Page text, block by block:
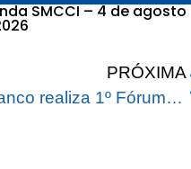
SMCCI – 4 de agosto
PRÓXIMA
Prefeitura de Rio Branco realiza 1º Fórum Municipal de Saúde Mental em alusão à Luta Antimanicomial